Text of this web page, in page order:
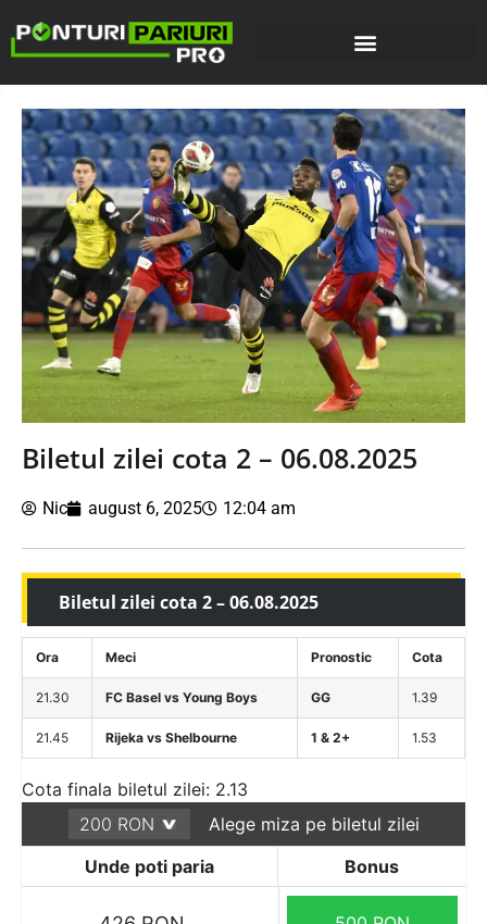
Biletul zilei cota 2 – 06.08.2025
Nic august 6, 2025 12:04 am
Biletul zilei cota 2 – 06.08.2025
Ora Meci Pronostic Cota
21.30 FC Basel vs Young Boys GG 1.39
21.45 Rijeka vs Shelbourne 1 & 2+ 1.53
Cota finala biletul zilei: 2.13
Alege miza pe biletul zilei
Unde poti paria
Bonus